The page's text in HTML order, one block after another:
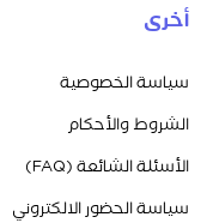
أخرى
سياسة الخصوصية
الشروط والأحكام
الأسئلة الشائعة (FAQ)
سياسة الحضور الالكتروني